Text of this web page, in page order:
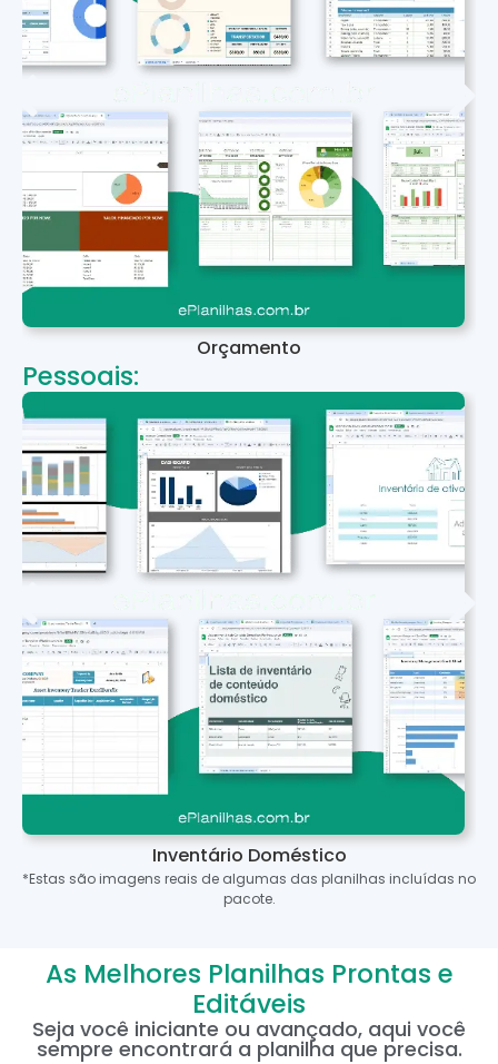
Orçamento
Pessoais:
Inventário Doméstico
*Estas são imagens reais de algumas das planilhas incluídas no
pacote.
As Melhores Planilhas Prontas e
Editáveis
Seja você iniciante ou avançado, aqui você
sempre encontrará a planilha que precisa.